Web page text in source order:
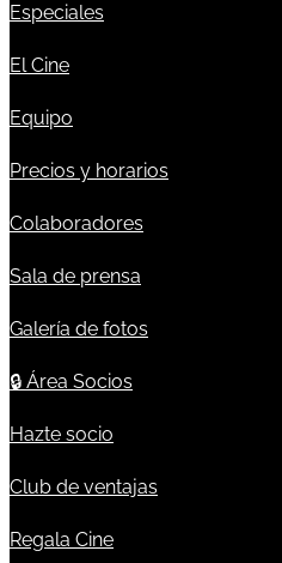
Especiales
El Cine
Equipo
Precios y horarios
Colaboradores
Sala de prensa
Galería de fotos
🔒 Área Socios
Hazte socio
Club de ventajas
Regala Cine